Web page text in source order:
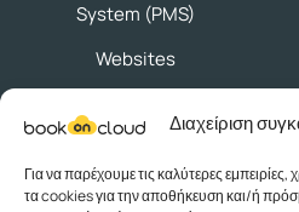
Διαχείριση
Για να παρέχουμε τις καλύτερες
τα cookies για την αποθήκευση και/ή
System (PMS)
Websites